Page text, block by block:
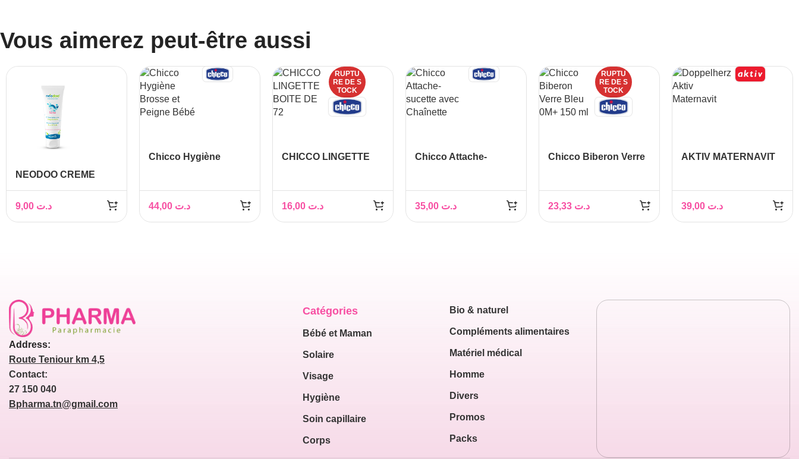
Vous aimerez peut-être aussi
NEODOO CREME
د.ت
Chicco Hygiène
د.ت
RUPTU
RE DE S
TOCK
CHICCO LINGETTE
د.ت
Chicco Attache-
د.ت
RUPTU
RE DE S
TOCK
Chicco Biberon Verre
د.ت
AKTIV MATERNAVIT
د.ت
Address:
Route Teniour km 4,5
Contact:
27 150 040
Bpharma.tn@gmail.com
Catégories
Bébé et Maman
Solaire
Visage
Hygiène
Soin capillaire
Corps
Bio & naturel
Compléments alimentaires
Matériel médical
Homme
Divers
Promos
Packs